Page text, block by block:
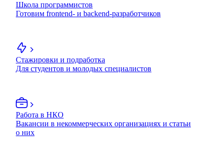
Школа программистов
Готовим frontend- и backend-разработчиков
Стажировки и подработка
Для студентов и молодых специалистов
Работа в НКО
Вакансии в некоммерческих организациях и статьи
о них